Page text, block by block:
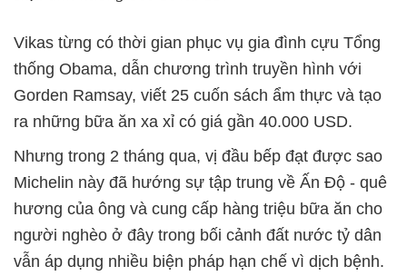
Vikas từng có thời gian phục vụ gia đình cựu Tổng
thống Obama, dẫn chương trình truyền hình với
Gorden Ramsay, viết 25 cuốn sách ẩm thực và tạo
ra những bữa ăn xa xỉ có giá gần 40.000 USD.
Nhưng trong 2 tháng qua, vị đầu bếp đạt được sao
Michelin này đã hướng sự tập trung về Ấn Độ - quê
hương của ông và cung cấp hàng triệu bữa ăn cho
người nghèo ở đây trong bối cảnh đất nước tỷ dân
vẫn áp dụng nhiều biện pháp hạn chế vì dịch bệnh.